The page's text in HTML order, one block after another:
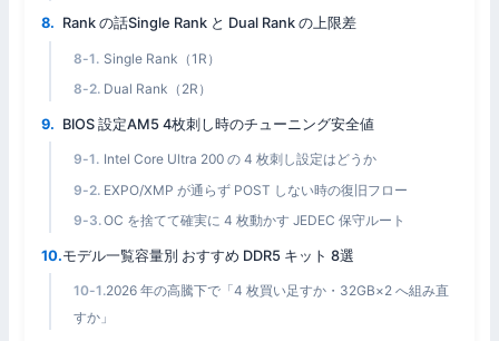
Rank の話Single Rank と Dual Rank の上限差
Single Rank（1R）
Dual Rank（2R）
BIOS 設定AM5 4枚刺し時のチューニング安全値
Intel Core Ultra 200 の 4 枚刺し設定はどうか
EXPO/XMP が通らず POST しない時の復旧フロー
OC を捨てて確実に 4 枚動かす JEDEC 保守ルート
モデル一覧容量別 おすすめ DDR5 キット 8選
2026 年の高騰下で「4 枚買い足すか・32GB×2 へ組み直
すか」